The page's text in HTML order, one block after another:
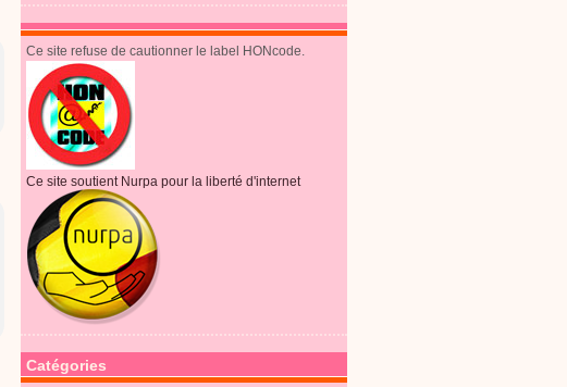
Ce site refuse de cautionner le label HONcode.
Ce site soutient Nurpa pour la liberté d'internet
Catégories